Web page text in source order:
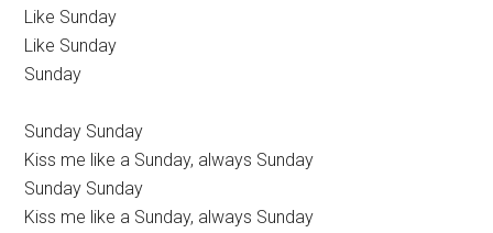
Like Sunday
Like Sunday
Sunday
Sunday Sunday
Kiss me like a Sunday, always Sunday
Sunday Sunday
Kiss me like a Sunday, always Sunday